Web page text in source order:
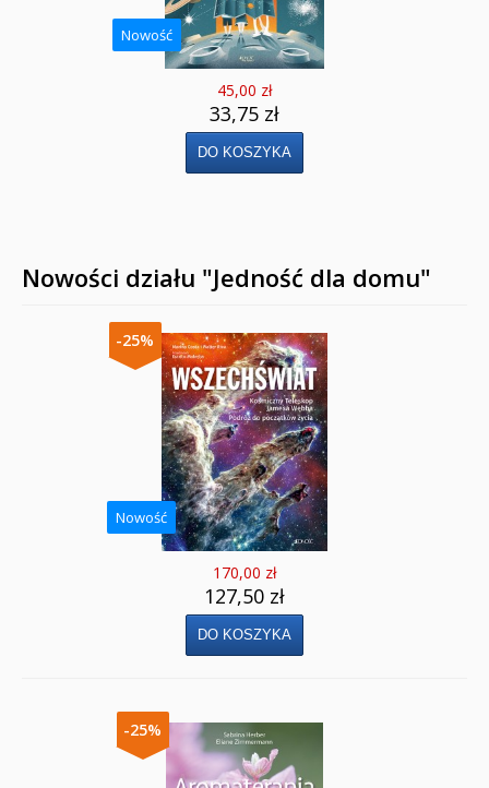
Nowość
45,00 zł
33,75 zł
Nowości działu "Jedność dla domu"
-25%
Nowość
170,00 zł
127,50 zł
-25%